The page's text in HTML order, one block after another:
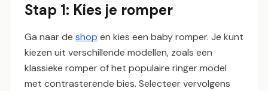
Stap 1: Kies je romper
Ga naar de shop en kies een baby romper. Je kunt
kiezen uit verschillende modellen, zoals een
klassieke romper of het populaire ringer model
met contrasterende bies. Selecteer vervolgens